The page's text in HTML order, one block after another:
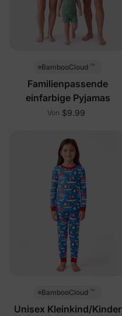
BambooCloud ™
Familienpassende
einfarbige Pyjamas
Von $9.99
BambooCloud ™
Unisex Kleinkind/Kinder